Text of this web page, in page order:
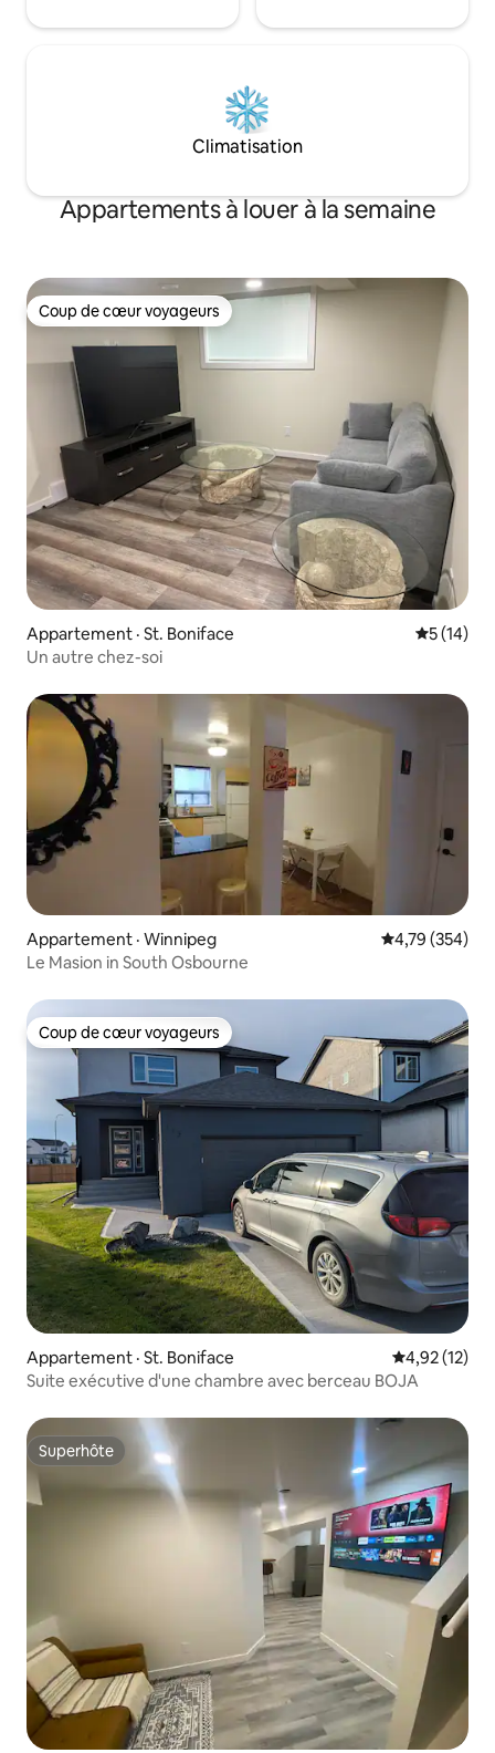
Climatisation
Appartements à louer à la semaine
Coup de cœur voyageurs
Coup de cœur voyageurs
Appartement · St. Boniface Note
5 (14)
Un autre chez-soi
Appartement · Winnipeg Note
4,79 (354)
Le Masion in South Osbourne
Coup de cœur voyageurs
Coup de cœur voyageurs
Appartement · St. Boniface Note
4,92 (12)
Suite exécutive d'une chambre avec berceau BOJA
Superhôte
Superhôte